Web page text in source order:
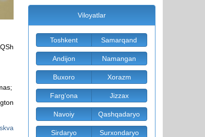
Viloyatlar
Toshkent Samarqand
Andijon Namangan
Buxoro Xorazm
Farg‘ona Jizzax
Navoiy Qashqadaryo
Sirdaryo Surxondaryo